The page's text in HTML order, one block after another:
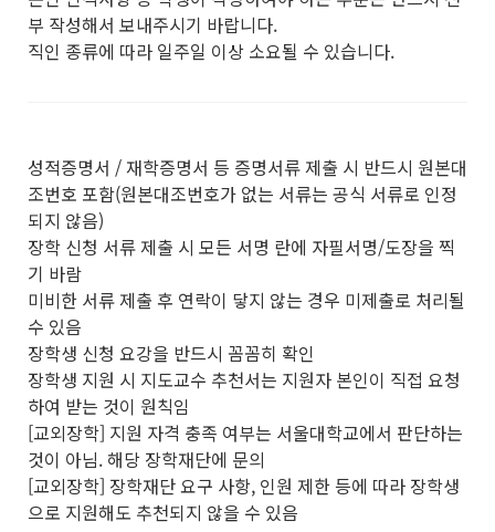
부 작성해서 보내주시기 바랍니다.
직인 종류에 따라 일주일 이상 소요될 수 있습니다.
성적증명서 / 재학증명서 등 증명서류 제출 시 반드시 원본대
조번호 포함(원본대조번호가 없는 서류는 공식 서류로 인정
되지 않음)
장학 신청 서류 제출 시 모든 서명 란에 자필서명/도장을 찍
기 바람
미비한 서류 제출 후 연락이 닿지 않는 경우 미제출로 처리될
수 있음
장학생 신청 요강을 반드시 꼼꼼히 확인
장학생 지원 시 지도교수 추천서는 지원자 본인이 직접 요청
하여 받는 것이 원칙임
[교외장학] 지원 자격 충족 여부는 서울대학교에서 판단하는
것이 아님. 해당 장학재단에 문의
[교외장학] 장학재단 요구 사항, 인원 제한 등에 따라 장학생
으로 지원해도 추천되지 않을 수 있음